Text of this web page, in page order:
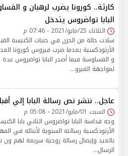
كارثة.. كورونا يضرب لرهبان و
البابا تواضروس يتدخل
الثلاثاء 25/مايو/2021 - 07:46 م
سادت حالة من الحزن في جنبات الكنيسة
الأرثوذكسية بعدما ضرب فيروس كورونا
و القساوسة فيما أصدر البابا تواضروس عدة
لمواجهة الفيرو…
عاجل.. ننشر نص رسالة البابا إلي
السبت 01/مايو/2021 - 05:08 م
وجه قداسة البابا تواضروس الثاني بابا
الأرثوذكسية رسالته السنوية لأبنائه في
بالعيد وإيصال رسالة روحية سريعة لهم
الرسال…